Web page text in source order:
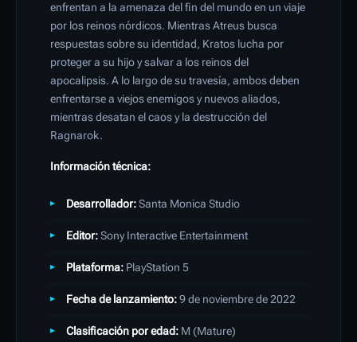
enfrentan a la amenaza del fin del mundo en un viaje
por los reinos nórdicos. Mientras Atreus busca
respuestas sobre su identidad, Kratos lucha por
proteger a su hijo y salvar a los reinos del
apocalipsis. A lo largo de su travesía, ambos deben
enfrentarse a viejos enemigos y nuevos aliados,
mientras desatan el caos y la destrucción del
Ragnarok.
Información técnica:
Desarrollador:Santa Monica Studio
Editor:Sony Interactive Entertainment
Plataforma: PlayStation 5
Fecha de lanzamiento:9 de noviembre de 2022
Clasificación por edad: M (Mature)